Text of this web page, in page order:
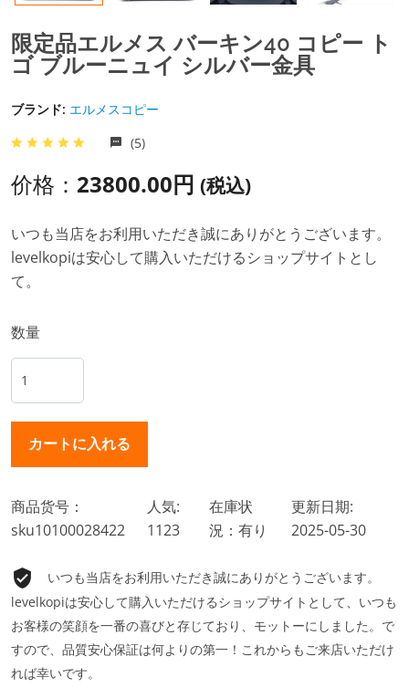
限定品エルメス バーキン40 コピー ト
ゴ ブルーニュイ シルバー金具
ブランド: エルメスコピー
(5)
价格： 23800.00円 (税込)
いつも当店をお利用いただき誠にありがとうございます。
levelkopiは安心して購入いただけるショップサイトとし
て。
数量
商品货号：
sku10100028422
人気:
1123
在庫状
況：有り
更新日期:
2025-05-30
いつも当店をお利用いただき誠にありがとうございます。
levelkopiは安心して購入いただけるショップサイトとして、いつも
お客様の笑顔を一番の喜びと存じており、モットーにしました。で
すので、品質安心保証は何よりの第一！これからもご来店いただけ
れば幸いです。